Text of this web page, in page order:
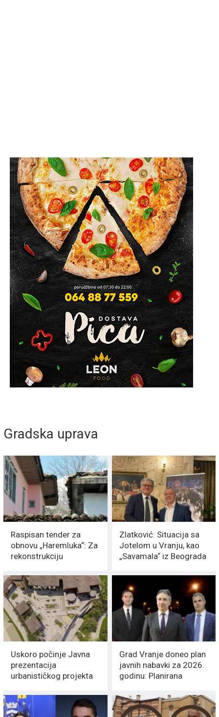
Gradska uprava
Raspisan tender za
obnovu „Haremluka“: Za
rekonstrukciju
dinara
Zlatković: Situacija sa
Jotelom u Vranju, kao
„Savamala“ iz Beograda
Uskoro počinje Javna
prezentacija
urbanističkog projekta
Grad Vranje doneo plan
javnih nabavki za 2026.
godinu: Planirana
RSD